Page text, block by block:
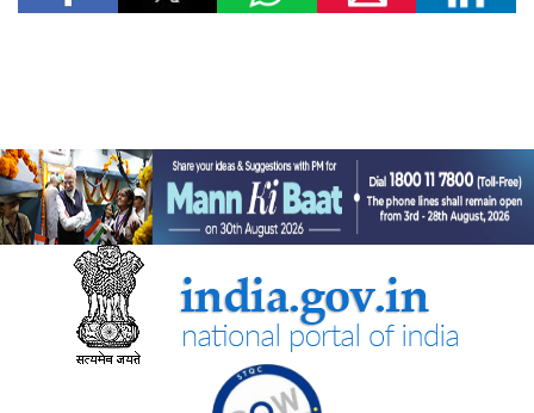
स्थायी सामुदायिक परिसंपत्तियों में बदलने में भारत का नेतृत्व किया
वाणिज्‍य एवं उद्योग मंत्रालय
भारत की ब्रिक्‍स अध्यक्षता 2026 के तहत जयपुर में 16वीं ब्रिक्‍स व्यापार
मंत्रियों की बैठक सफलतापूर्वक संपन्न
डीजीएफटी, 'सोर्स फ्रॉम इंडिया' फीचर के माध्यम से डीपीआईआईटी-मान्यता
प्राप्त स्टार्टअप्स को वैश्विक व्यापार पारिस्थितिकी तंत्र से जोड़ता है
नई दिल्ली में आधुनिकीकरण और औद्योगिक सहयोग पर भारत-रूस कार्य समूह